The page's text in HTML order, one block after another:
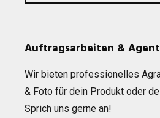
Auftragsarbeiten &
Wir bie­ten pro­fes­sio­nel­les
& Foto für dein Pro­dukt oder
Sprich uns gerne an!